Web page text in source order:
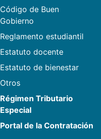
Código de Buen
Gobierno
Reglamento estudiantil
Estatuto docente
Estatuto de bienestar
Otros
Régimen Tributario
Especial
Portal de la Contratación